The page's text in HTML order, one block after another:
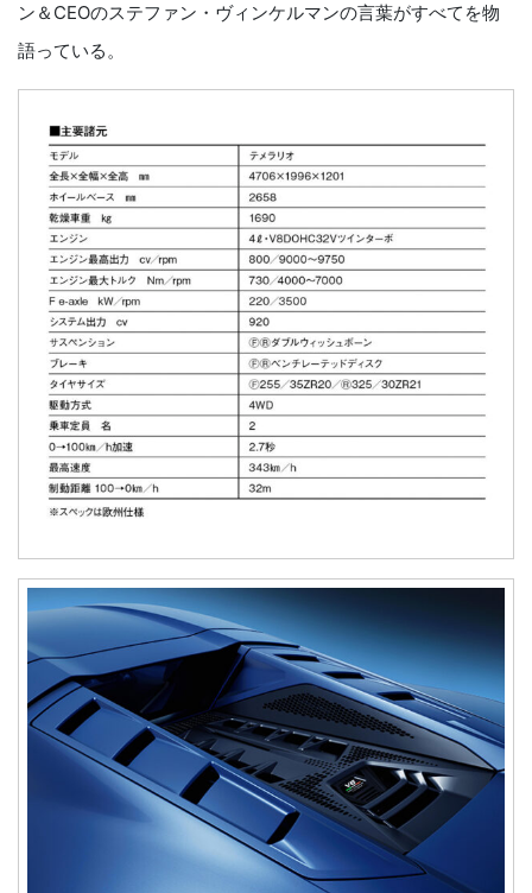
ン＆CEOのステファン・ヴィンケルマンの言葉がすべてを物
語っている。